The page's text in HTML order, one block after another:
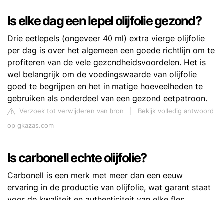
Is elke dag een lepel olijfolie gezond?
Drie eetlepels (ongeveer 40 ml) extra vierge olijfolie
per dag is over het algemeen een goede richtlijn om te
profiteren van de vele gezondheidsvoordelen. Het is
wel belangrijk om de voedingswaarde van olijfolie
goed te begrijpen en het in matige hoeveelheden te
gebruiken als onderdeel van een gezond eetpatroon.
Verzoek tot verwijderen van bron
Bekijk volledig antwoord
op gkazas.com
Is carbonell echte olijfolie?
Carbonell is een merk met meer dan een eeuw
ervaring in de productie van olijfolie, wat garant staat